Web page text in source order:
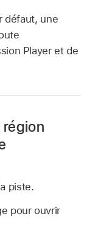
défaut, une
Player et de
piste.
pour ouvrir